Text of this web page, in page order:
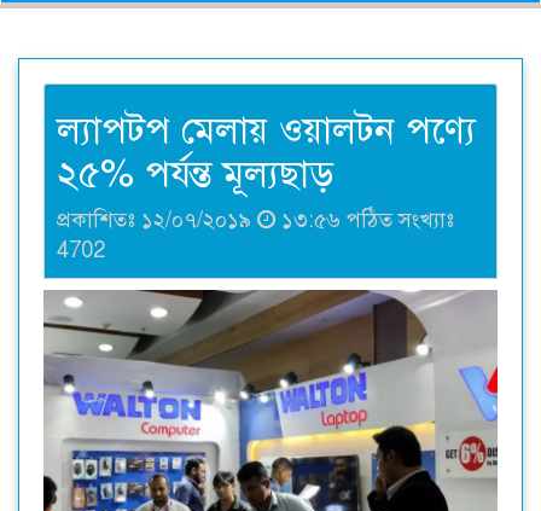
ল্যাপটপ মেলায় ওয়ালটন পণ্যে
২৫% পর্যন্ত মূল্যছাড়
প্রকাশিতঃ ১২/০৭/২০১৯
১৩:৫৬ পঠিত সংখ্যাঃ
4702